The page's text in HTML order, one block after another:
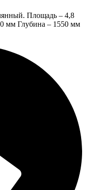
Площадь – 4,8
мм Глубина – 1550 мм